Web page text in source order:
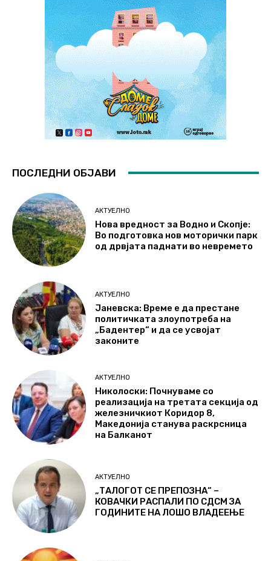
ПОСЛЕДНИ ОБЈАВИ
АКТУЕЛНО
Нова вредност за Водно и Скопје:
Во подготовка нов моторички парк
од дрвјата паднати во невремето
АКТУЕЛНО
Јаневска: Време е да престане
политичката злоупотреба на
„Бадентер“ и да се усвојат
законите
АКТУЕЛНО
Николоски: Почнуваме со
реализација на третата секција од
железничкиот Коридор 8,
Македонија станува раскрсница
на Балканот
АКТУЕЛНО
„ТАЛОГОТ СЕ ПРЕПОЗНА“ –
КОВАЧКИ РАСПАЛИ ПО СДСМ ЗА
ГОДИНИТЕ НА ЛОШО ВЛАДЕЕЊЕ